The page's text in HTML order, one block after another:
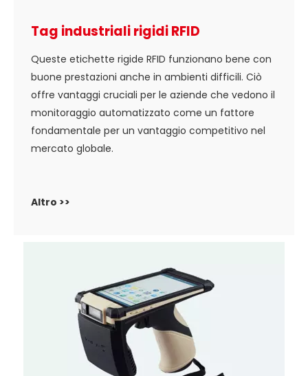
Tag industriali rigidi RFID
Queste etichette rigide RFID funzionano bene con
buone prestazioni anche in ambienti difficili. Ciò
offre vantaggi cruciali per le aziende che vedono il
monitoraggio automatizzato come un fattore
fondamentale per un vantaggio competitivo nel
mercato globale.
Altro >>